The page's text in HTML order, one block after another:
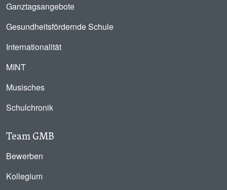
Ganztagsangebote
Gesundheitsfördernde Schule
Internationalität
MINT
Musisches
Schulchronik
Team GMB
Bewerben
Kollegium